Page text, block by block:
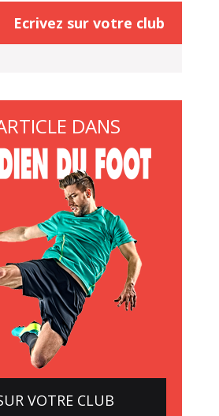
Ecrivez sur votre club
DANS
VOTRE CLUB